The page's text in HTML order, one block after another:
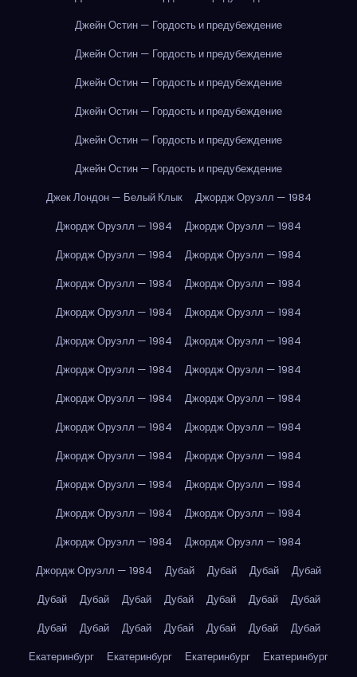
Джейн Остин — Гордость и предубеждение
Джейн Остин — Гордость и предубеждение
Джейн Остин — Гордость и предубеждение
Джейн Остин — Гордость и предубеждение
Джейн Остин — Гордость и предубеждение
Джейн Остин — Гордость и предубеждение
Джек Лондон — Белый Клык
Джордж Оруэлл — 1984
Джордж Оруэлл — 1984
Джордж Оруэлл — 1984
Джордж Оруэлл — 1984
Джордж Оруэлл — 1984
Джордж Оруэлл — 1984
Джордж Оруэлл — 1984
Джордж Оруэлл — 1984
Джордж Оруэлл — 1984
Джордж Оруэлл — 1984
Джордж Оруэлл — 1984
Джордж Оруэлл — 1984
Джордж Оруэлл — 1984
Джордж Оруэлл — 1984
Джордж Оруэлл — 1984
Джордж Оруэлл — 1984
Джордж Оруэлл — 1984
Джордж Оруэлл — 1984
Джордж Оруэлл — 1984
Джордж Оруэлл — 1984
Джордж Оруэлл — 1984
Джордж Оруэлл — 1984
Джордж Оруэлл — 1984
Джордж Оруэлл — 1984
Джордж Оруэлл — 1984
Джордж Оруэлл — 1984
Дубай Дубай Дубай
Дубай
Дубай
Дубай Дубай Дубай Дубай Дубай
Дубай
Дубай
Дубай Дубай Дубай Дубай Дубай
Дубай
Екатеринбург
Екатеринбург Екатеринбург
Екатеринбург